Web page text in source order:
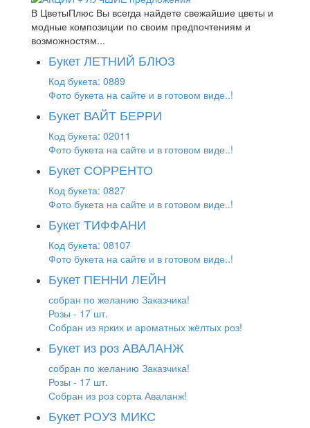
В ЦветыПлюс Вы всегда найдете свежайшие цветы и
модные композиции по своим предпочтениям и
возможностям...
Букет ЛЕТНИЙ БЛЮЗ
Код букета: 0889
Фото букета на сайте и в готовом виде..!
Букет ВАЙТ БЕРРИ
Код букета: 02011
Фото букета на сайте и в готовом виде..!
Букет СОРРЕНТО
Код букета: 0827
Фото букета на сайте и в готовом виде..!
Букет ТИФФАНИ
Код букета: 08107
Фото букета на сайте и в готовом виде..!
Букет ПЕННИ ЛЕЙН
собран по желанию Заказчика!
Розы - 17 шт.
Собран из ярких и ароматных жёлтых роз!
Букет из роз АВАЛАНЖ
собран по желанию Заказчика!
Розы - 17 шт.
Собран из роз сорта Аваланж!
Букет РОУЗ МИКС